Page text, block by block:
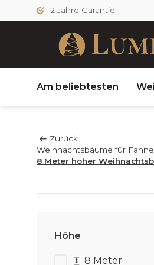
2 Jahre Garantie
Am beliebtesten
Zurück
Weihnachtsbäume für
8 Meter hoher
Höhe
8 Meter